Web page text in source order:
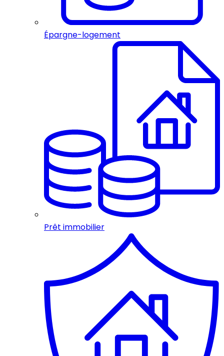
Épargne-logement
Prêt immobilier